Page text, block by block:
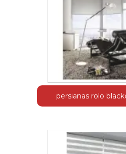
persianas rolo